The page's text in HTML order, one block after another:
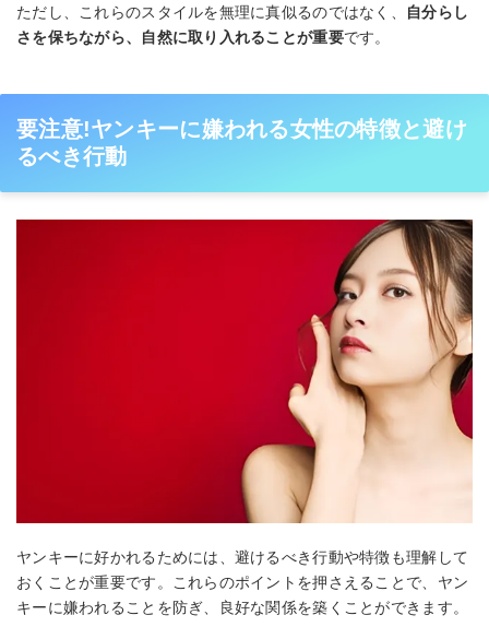
ただし、これらのスタイルを無理に真似るのではなく、
自分らし
さを保ちながら、自然に取り入れることが重要です。
要注意!ヤンキーに嫌われる女性の特徴と避け
るべき行動
ヤンキーに好かれるためには、避けるべき行動や特徴も理解して
おくことが重要です。これらのポイントを押さえることで、ヤン
キーに嫌われることを防ぎ、良好な関係を築くことができます。